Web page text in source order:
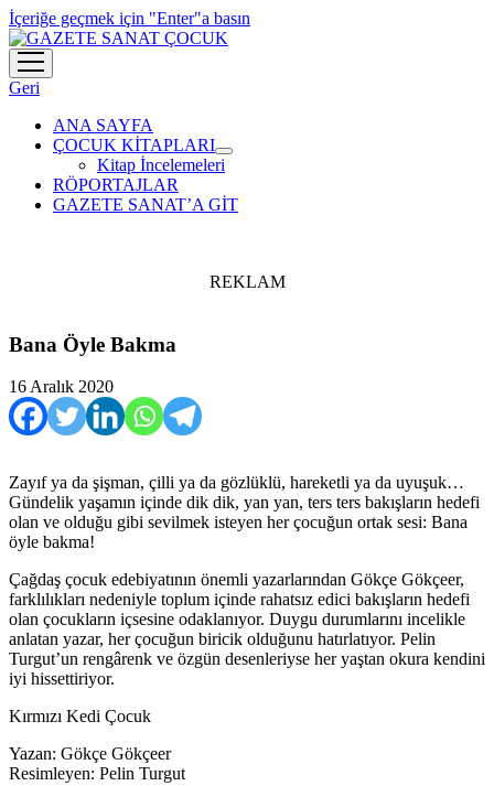
İçeriğe geçmek için "Enter"a basın
menüyü
aç
Geri
ANA SAYFA
ÇOCUK KİTAPLARI
menüyü
aç
Kitap İncelemeleri
RÖPORTAJLAR
GAZETE SANAT’A GİT
REKLAM
Bana Öyle Bakma
16 Aralık 2020
Zayıf ya da şişman, çilli ya da gözlüklü, hareketli ya da uyuşuk…
Gündelik yaşamın içinde dik dik, yan yan, ters ters bakışların hedefi
olan ve olduğu gibi sevilmek isteyen her çocuğun ortak sesi: Bana
öyle bakma!
Çağdaş çocuk edebiyatının önemli yazarlarından Gökçe Gökçeer,
farklılıkları nedeniyle toplum içinde rahatsız edici bakışların hedefi
olan çocukların içsesine odaklanıyor. Duygu durumlarını incelikle
anlatan yazar, her çocuğun biricik olduğunu hatırlatıyor. Pelin
Turgut’un rengârenk ve özgün desenleriyse her yaştan okura kendini
iyi hissettiriyor.
Kırmızı Kedi Çocuk
Yazan: Gökçe Gökçeer
Resimleyen: Pelin Turgut